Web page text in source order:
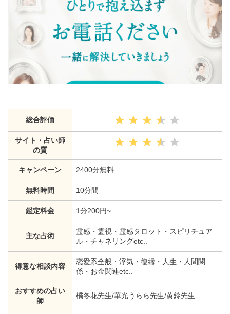
総合評価
サイト・占い師
の質
キャンペーン 2400分無料
無料時間 10分間
鑑定料金 1分200円~
主な占術
霊感・霊視・霊感タロット・スピリチュア
ル・チャネリングetc..
得意な相談内容
恋愛系全般・浮気・復縁・人生・人間関
係・お金関連etc..
おすすめの占い
師
橘冬花先生/華光うらら先生/黄鈴先生